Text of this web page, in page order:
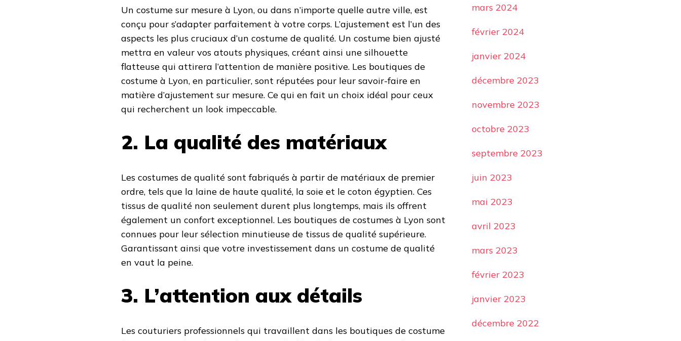
Un costume sur mesure à Lyon, ou dans n’importe quelle autre ville, est
conçu pour s’adapter parfaitement à votre corps. L’ajustement est l’un des
aspects les plus cruciaux d’un costume de qualité. Un costume bien ajusté
mettra en valeur vos atouts physiques, créant ainsi une silhouette
flatteuse qui attirera l’attention de manière positive. Les boutiques de
costume à Lyon, en particulier, sont réputées pour leur savoir-faire en
matière d’ajustement sur mesure. Ce qui en fait un choix idéal pour ceux
qui recherchent un look impeccable.
2. La qualité des matériaux
Les costumes de qualité sont fabriqués à partir de matériaux de premier
ordre, tels que la laine de haute qualité, la soie et le coton égyptien. Ces
tissus de qualité non seulement durent plus longtemps, mais ils offrent
également un confort exceptionnel. Les boutiques de costumes à Lyon sont
connues pour leur sélection minutieuse de tissus de qualité supérieure.
Garantissant ainsi que votre investissement dans un costume de qualité
en vaut la peine.
3. L’attention aux détails
Les couturiers professionnels qui travaillent dans les boutiques de costume
mars 2024
février 2024
janvier 2024
décembre 2023
novembre 2023
octobre 2023
septembre 2023
juin 2023
mai 2023
avril 2023
mars 2023
février 2023
janvier 2023
décembre 2022